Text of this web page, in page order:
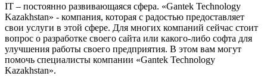
IT – постоянно развивающаяся сфера. «Gantek Technology
Kazakhstan» - компания, которая с радостью предоставляет
свои услуги в этой сфере. Для многих компаний сейчас стоит
вопрос о разработке своего сайта или какого-либо софта для
улучшения работы своего предприятия. В этом вам могут
помочь специалисты компании «Gantek Technology
Kazakhstan».